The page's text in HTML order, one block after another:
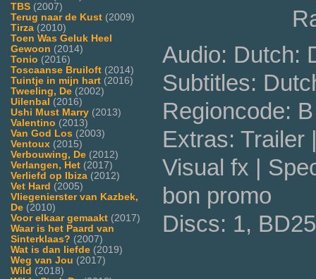
TBS (2007)
Terug naar de Kust (2009)
Tirza (2010)
Toen Was Geluk Heel
Gewoon (2014)
Tonio (2016)
Toscaanse Bruiloft (2014)
Tuintje in mijn hart (2016)
Tweeling, De (2002)
Uilenbal (2016)
Ushi Must Marry (2013)
Valentino (2013)
Van God Los (2003)
Ventoux (2015)
Verbouwing, De (2012)
Verlangen, Het (2017)
Verliefd op Ibiza (2012)
Vet Hard (2005)
Vliegenierster van Kazbek,
De (2010)
Voor elkaar gemaakt (2017)
Waar is het Paard van
Sinterklaas? (2007)
Wat is dan liefde (2019)
Weg van Jou (2017)
Wild (2018)
Audio: Dutch:
Subtitles:
Regioncode:
Extras: Trailer
Visual fx |
bon promo
Discs: 1, BD25